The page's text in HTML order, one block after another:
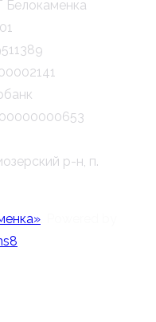
Белокаменка
р-н, п.